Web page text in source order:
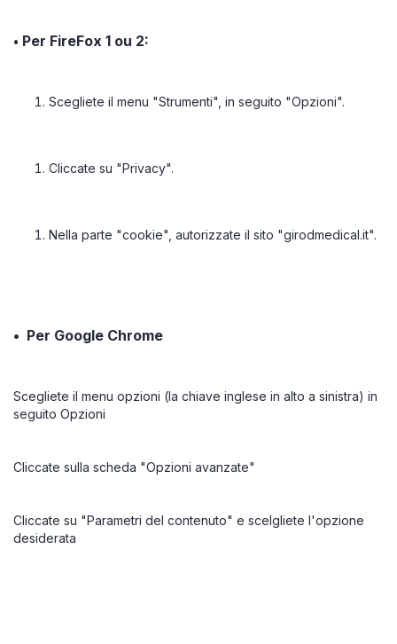
• Per FireFox 1 ou 2:
Scegliete il menu "Strumenti", in seguito "Opzioni".
Cliccate su "Privacy".
Nella parte "cookie", autorizzate il sito "girodmedical.it".
• Per Google Chrome
Scegliete il menu opzioni (la chiave inglese in alto a sinistra) in
seguito Opzioni
Cliccate sulla scheda "Opzioni avanzate"
Cliccate su "Parametri del contenuto" e scelgliete l'opzione
desiderata